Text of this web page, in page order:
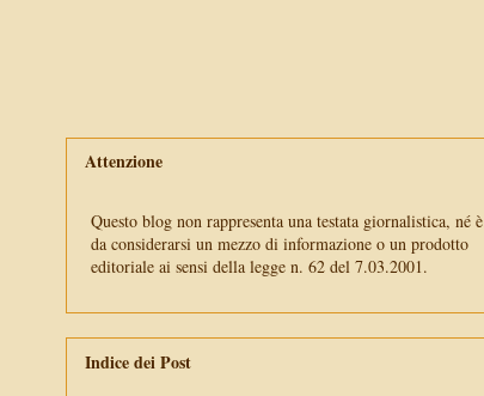
Attenzione
Questo blog non rappresenta una testata giornalistica, né è
da considerarsi un mezzo di informazione o un prodotto
editoriale ai sensi della legge n. 62 del 7.03.2001.
Indice dei Post